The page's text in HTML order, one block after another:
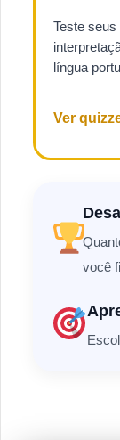
Teste
língua
Ver
você